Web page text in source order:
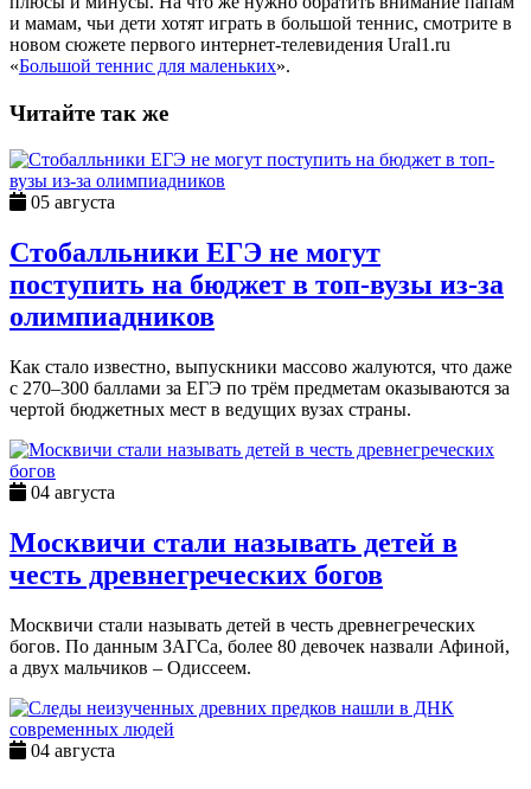
и мамам, чьи дети хотят играть в большой теннис, смотрите в
новом сюжете первого интернет-телевидения Ural1.ru
«Большой теннис для маленьких».
Читайте так же
05 августа
Стобалльники ЕГЭ не могут
поступить на бюджет в топ-вузы из-за
олимпиадников
Как стало известно, выпускники массово жалуются, что даже
с 270–300 баллами за ЕГЭ по трём предметам оказываются за
чертой бюджетных мест в ведущих вузах страны.
04 августа
Москвичи стали называть детей в
честь древнегреческих богов
Москвичи стали называть детей в честь древнегреческих
богов. По данным ЗАГСа, более 80 девочек назвали Афиной,
а двух мальчиков – Одиссеем.
04 августа